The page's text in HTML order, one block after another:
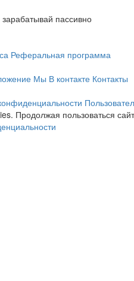
cashback
3.4%
Островок |
пассивно
Реферальная программа
Мы В контакте Контакты
Продолжая пользоваться